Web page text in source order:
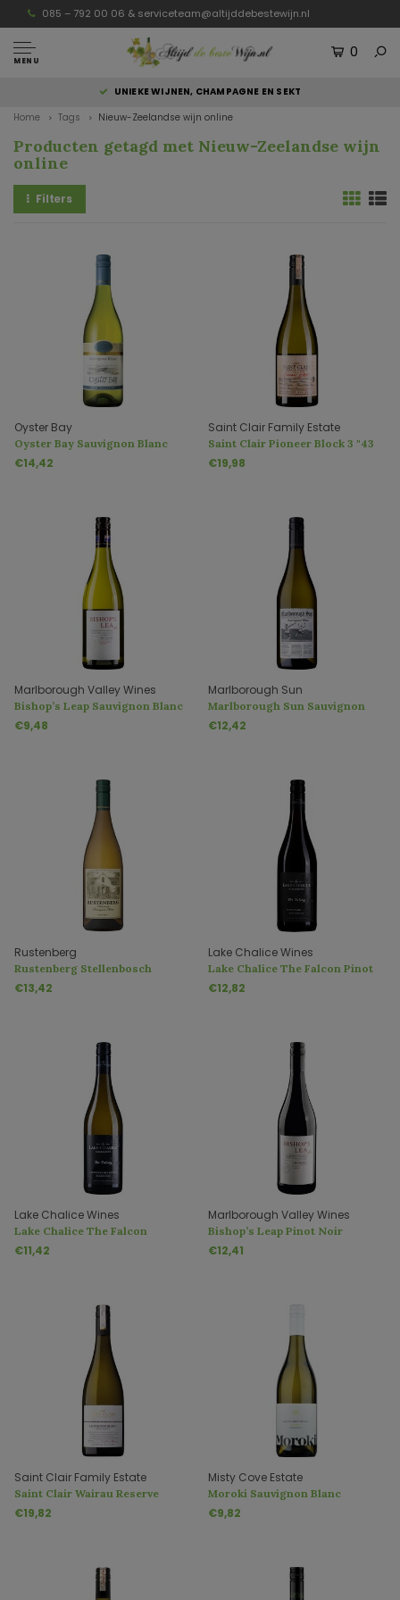
085 – 792 00 06 & serviceteam@altijddebestewijn.nl
MENU
0
UNIEKE WIJNEN, CHAMPAGNE EN SEKT
Home
Tags Nieuw-Zeelandse wijn online
Producten getagd met Nieuw-Zeelandse wijn
online
Filters
Oyster Bay
Oyster Bay Sauvignon Blanc
Marlborough
€14,42
Saint Clair Family Estate
Saint Clair Pioneer Block 3 "43
Degrees" Sauvignon Blanc
€19,98
Marlborough Valley Wines
Bishop’s Leap Sauvignon Blanc
€9,48
Marlborough Sun
Marlborough Sun Sauvignon
Blanc
€12,42
Rustenberg
Rustenberg Stellenbosch
Sauvignon Blanc
€13,42
Lake Chalice Wines
Lake Chalice The Falcon Pinot
Noir
€12,82
Lake Chalice Wines
Lake Chalice The Falcon
Sauvignon Blanc
€11,42
Marlborough Valley Wines
Bishop’s Leap Pinot Noir
€12,41
Saint Clair Family Estate
Saint Clair Wairau Reserve
Sauvignon Blanc
€19,82
Misty Cove Estate
Moroki Sauvignon Blanc
€9,82